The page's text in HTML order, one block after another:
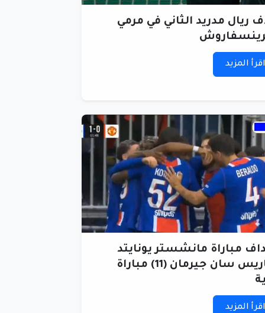
ريال مدريد الثاني في مرمي
اقرأ المزيد
مباراة مانشستر يونايتد
وباريس سان جيرمان (11) مباراة
اقرأ المزيد